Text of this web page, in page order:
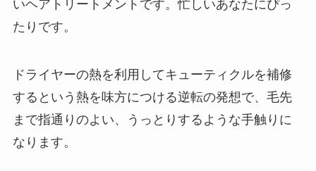
いヘアトリートメントです。忙しいあなたにぴっ
たりです。
ドライヤーの熱を利用してキューティクルを補修
するという熱を味方につける逆転の発想で、毛先
まで指通りのよい、うっとりするような手触りに
なります。